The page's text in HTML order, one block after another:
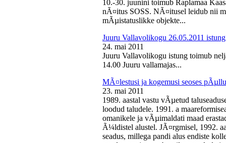
10.-30. juunini toimub Raplamaa
nÃ¤itus SOSS. NÃ¤itusel leidub nii
mÃµistatuslikke objekte...
Juuru Vallavolikogu 26.05.2011 istung
24. mai 2011
Juuru Vallavolikogu istung toimub
14.00 Juuru vallamajas...
MÃ¤lestusi ja kogemusi seoses
23. mai 2011
1989. aastal vastu vÃµetud
loodud taludele. 1991. a
omanikele ja vÃµimaldati maad
Ã¼ldistel alustel. JÃ¤rgmisel, 1992.
seadus, millega pandi alus endiste